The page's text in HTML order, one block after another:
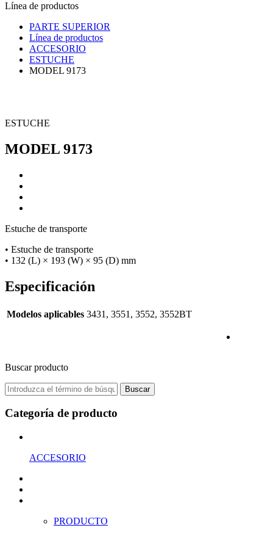
Línea de productos
PARTE SUPERIOR
Línea de productos
ACCESORIO
ESTUCHE
MODEL 9173
ESTUCHE
MODEL 9173
Estuche de transporte
• Estuche de transporte
• 132 (L) × 193 (W) × 95 (D) mm
Especificación
Modelos aplicables 3431, 3551, 3552, 3552BT
Buscar producto
Buscar
Categoría de producto
ACCESORIO
PRODUCTO